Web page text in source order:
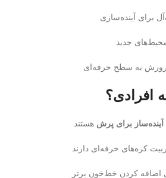
برای آینده‌سازی
جدید
پرورش به سطح حرفه‌ای
افرادی؟
برای پرش هستند
کره‌های حرفه‌ای دارند
کردن خط‌خون برتر